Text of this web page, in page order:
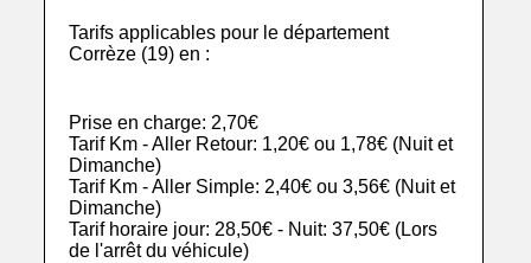
Tarifs applicables pour le département
Corrèze (19) en :
Prise en charge: 2,70€
Tarif Km - Aller Retour: 1,20€ ou 1,78€ (Nuit et
Dimanche)
Tarif Km - Aller Simple: 2,40€ ou 3,56€ (Nuit et
Dimanche)
Tarif horaire jour: 28,50€ - Nuit: 37,50€ (Lors
de l'arrêt du véhicule)